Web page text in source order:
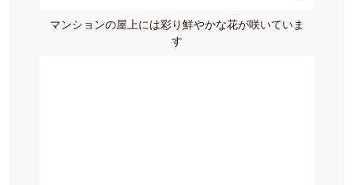
マンションの屋上には彩り鮮やかな花が咲いていま
す